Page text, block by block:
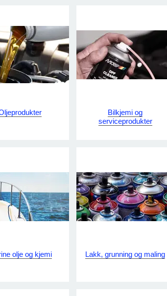
Bilkjemi og
serviceprodukter
olje og kjemi Lakk, grunning og maling